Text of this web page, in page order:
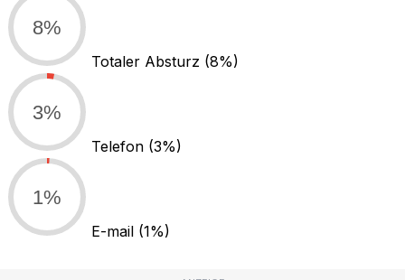
8%
Totaler Absturz (8%)
3%
Telefon (3%)
1%
E-mail (1%)